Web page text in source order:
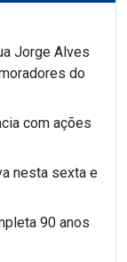
Jorge Alves
do
com ações
nesta sexta e
90 anos